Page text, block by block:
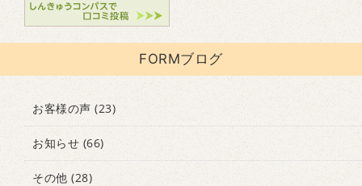
FORMブログ
お客様の声 (23)
お知らせ (66)
その他 (28)